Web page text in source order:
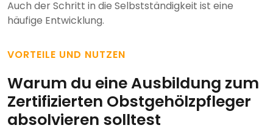
Auch der Schritt in die Selbstständigkeit ist eine
häufige Entwicklung.
VORTEILE UND NUTZEN
Warum du eine Ausbildung zum
Zertifizierten Obstgehölzpfleger
absolvieren solltest